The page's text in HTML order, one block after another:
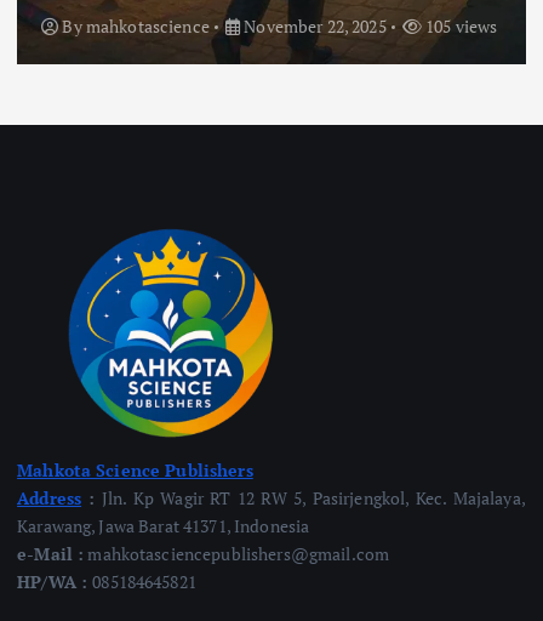
Bymahkotascience November 22, 2025 105 views
Mahkota Science Publishers
Address : Jln. Kp Wagir RT 12 RW 5, Pasirjengkol, Kec. Majalaya,
Karawang, Jawa Barat 41371, Indonesia
e-Mail : mahkotasciencepublishers@gmail.com
HP/WA :085184645821